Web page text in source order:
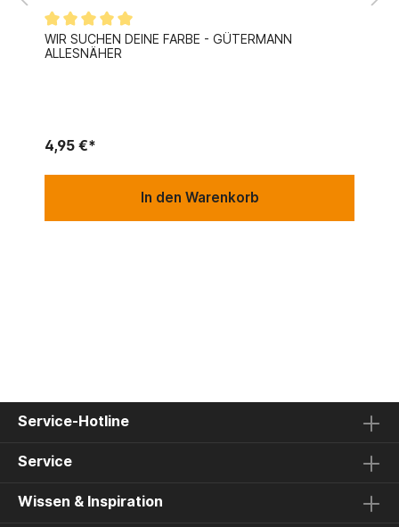
WIR SUCHEN DEINE FARBE - GÜTERMANN
ALLESNÄHER
4,95 €*
In den Warenkorb
Service-Hotline
Service
Wissen & Inspiration